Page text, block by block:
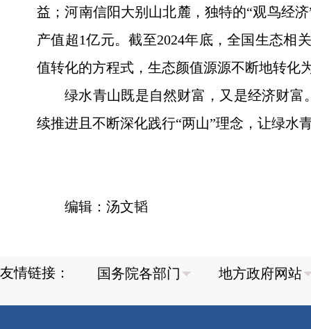
益；河南信阳大别山北麓，独特的“观鸟经
产值超1亿元。截至2024年底，全国生态相
值转化的方程式，生态颜值源源不断地转化
绿水青山既是自然财富，又是经济财
续推进且不断深化践行“两山”理念，让绿水
编辑：汤文韬
友情链接：